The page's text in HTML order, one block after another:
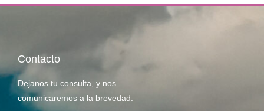
Contacto
Dejanos tu consulta, y nos
comunicaremos a la brevedad.